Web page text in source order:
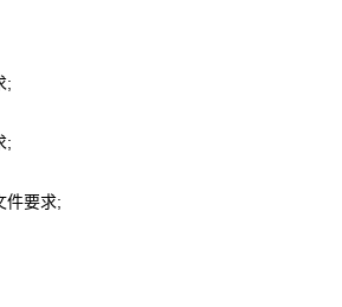
;
;
件要求;